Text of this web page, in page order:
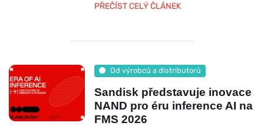
PŘEČÍST CELÝ ČLÁNEK
Od výrobců a distributorů
Sandisk představuje inovace
NAND pro éru inference AI na
FMS 2026